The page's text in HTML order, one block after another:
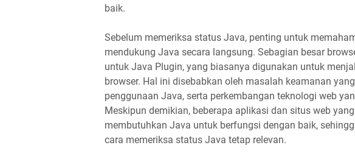
baik.
Sebelum memeriksa status Java, penting untuk
mendukung Java secara langsung. Sebagian besar
untuk Java Plugin, yang biasanya digunakan untuk
browser. Hal ini disebabkan oleh masalah keamanan
penggunaan Java, serta perkembangan teknologi web
Meskipun demikian, beberapa aplikasi dan situs web
membutuhkan Java untuk berfungsi dengan baik,
cara memeriksa status Java tetap relevan.